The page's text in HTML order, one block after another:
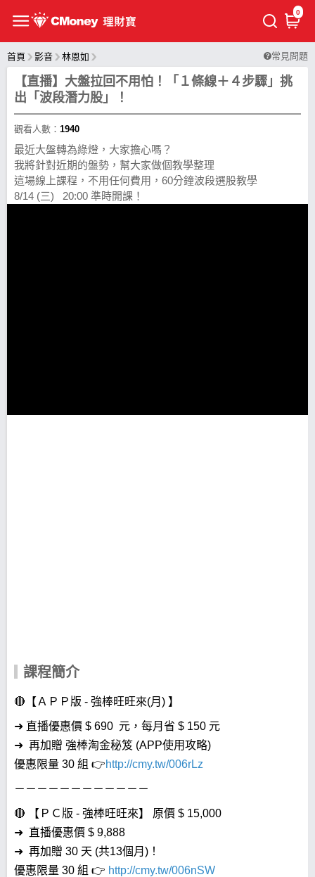
0
首頁 影音 林恩如 常見問題
【直播】大盤拉回不用怕！「１條線＋４步驟」挑
出「波段潛力股」！
觀看人數： 1940
最近大盤轉為綠燈，大家擔心嗎？
我將針對近期的盤勢，幫大家做個教學整理
這場線上課程，不用任何費用，60分鐘波段選股教學
8/14 (三) 20:00 準時開課！
課程簡介
🔴【ＡＰＰ版 - 強棒旺旺來(月) 】
➜ 直播優惠價 $ 690 元，每月省 $ 150 元
➜ 再加贈 強棒淘金秘笈 (APP使用攻略)
優惠限量 30 組 👉http://cmy.tw/006rLz
－－－－－－－－－－－－
🔴 【ＰＣ版 - 強棒旺旺來】 原價 $ 15,000
➜ 直播優惠價 $ 9,888
➜ 再加贈 30 天 (共13個月)！
優惠限量 30 組 👉 http://cmy.tw/006nSW